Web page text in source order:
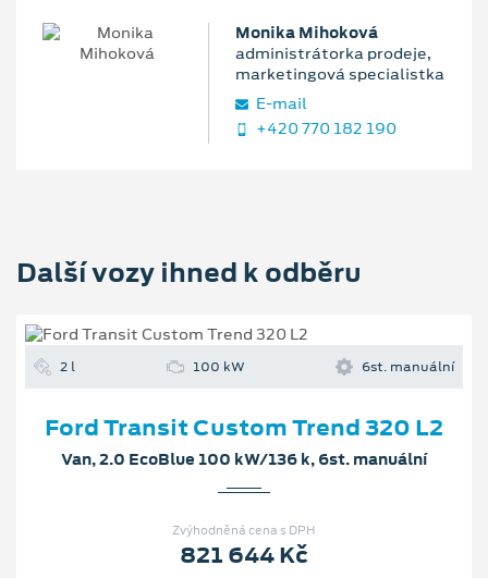
Monika Mihoková
administrátorka prodeje,
marketingová specialistka
E‑mail
+420 770 182 190
Další vozy ihned k odběru
2 l 100 kW 6st. manuální
Ford Transit Custom Trend 320 L2
Van, 2.0 EcoBlue 100 kW/136 k, 6st. manuální
Zvýhodněná cena s DPH
821 644 Kč